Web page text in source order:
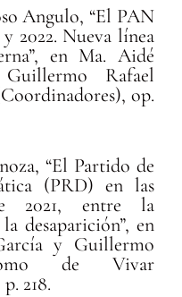
Angulo, “El PAN
2022. Nueva línea
en Ma. Aidé
Rafael
op.
“El Partido de
(PRD) en las
2021, entre la
desaparición”, en
ía y Guillermo
de Vivar
p. 218.